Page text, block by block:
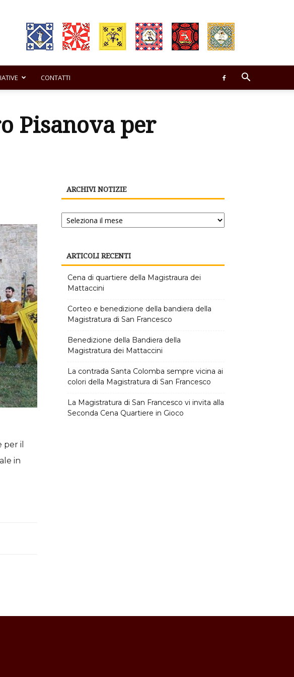
CONTATTI
Pisanova per
per il
in
ARCHIVI NOTIZIE
Archivi
notizie
ARTICOLI RECENTI
Cena di quartiere della Magistraura dei
Mattaccini
Corteo e benedizione della bandiera della
Magistratura di San Francesco
Benedizione della Bandiera della
Magistratura dei Mattaccini
La contrada Santa Colomba sempre vicina ai
colori della Magistratura di San Francesco
La Magistratura di San Francesco vi invita alla
Seconda Cena Quartiere in Gioco